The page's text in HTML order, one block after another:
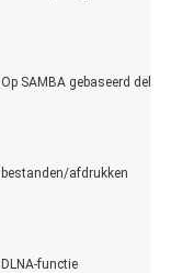
Op SAMBA gebaseerd delen
bestanden/afdrukken
DLNA-functie